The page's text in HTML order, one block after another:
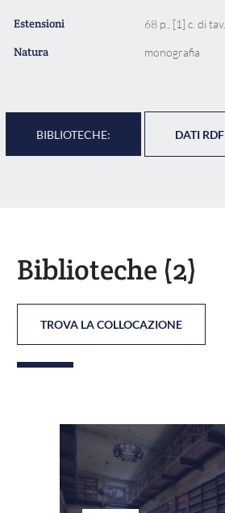
Estensioni 68 p., [1] c. di tav.
Natura monografia
BIBLIOTECHE: DATI RDF
Biblioteche (2)
TROVA LA COLLOCAZIONE